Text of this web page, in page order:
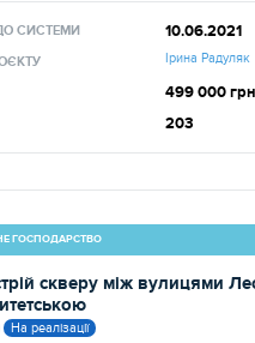
СИСТЕМИ 10.06.2021
Ірина Радуляк
499 000
203
ГОСПОДАРСТВО
скверу між вулицями
На реалізації